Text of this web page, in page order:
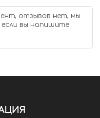
отзывов нет, мы
если вы напишите